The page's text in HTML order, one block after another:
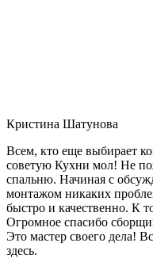
Кристина Шатунова
Всем, кто еще выбирает
советую Кухни мол! Не
спальню. Начиная с
монтажом никаких
быстро и качественно. К
Огромное спасибо
Это мастер своего дела!
здесь.